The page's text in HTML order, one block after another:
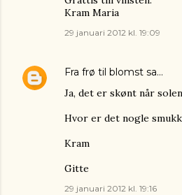
Kram Maria
29 januari 2012 kl. 19:09
Fra frø til blomst sa…
Ja, det er skønt når
Hvor er det nogle
Kram
Gitte
29 januari 2012 kl. 19:16